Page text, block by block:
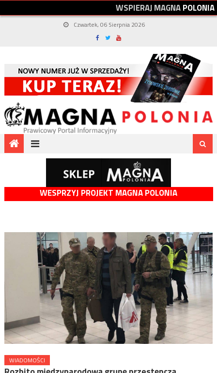
WSPIERAJMAGNAPOLONIA
Czwartek, 06 Sierpnia 2026
WESPRZYJ PROJEKT MAGNA POLONIA
WIADOMOŚCI